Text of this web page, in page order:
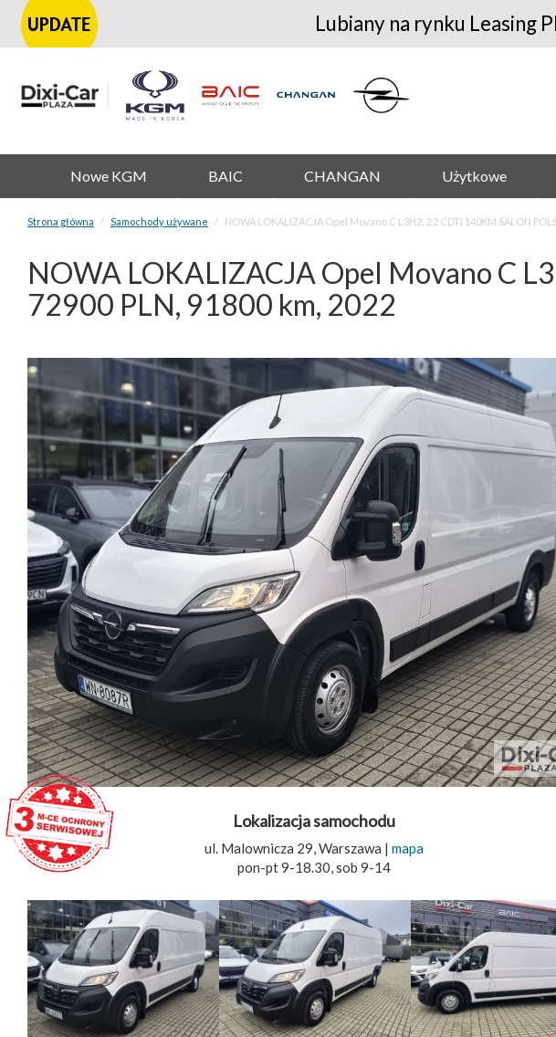
Lubiany na rynku Leasing
Nowe KGM BAIC CHANGAN Użytkowe
Strona główna Samochody używane NOWA LOKALIZACJA Opel Movano C L3H2, 2,2 CDTI 140KM SALON
NOWA LOKALIZACJA Opel Movano C
72900 PLN, 91800 km, 2022
Lokalizacja samochodu
ul. Malownicza 29, Warszawa | mapa
pon-pt 9-18.30, sob 9-14